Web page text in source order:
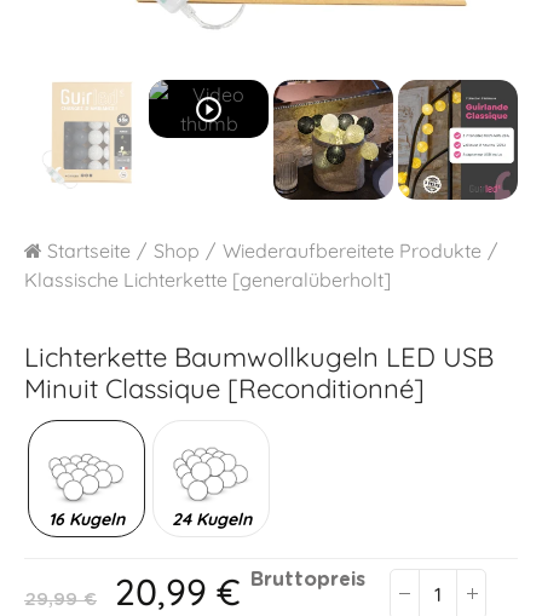
play_circle_outline
Startseite Shop
Wiederaufbereitete Produkte
Klassische Lichterkette [generalüberholt]
Lichterkette Baumwollkugeln LED USB
Minuit Classique [Reconditionné]
16 Kugeln 24 Kugeln
29,99 € 20,99 € Bruttopreis